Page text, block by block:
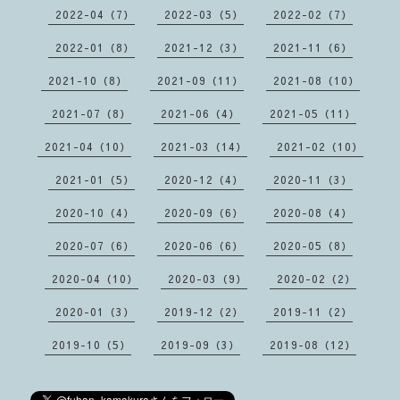
2022-04（7） 2022-03（5） 2022-02（7）
2022-01（8） 2021-12（3） 2021-11（6）
2021-10（8） 2021-09（11） 2021-08（10）
2021-07（8） 2021-06（4） 2021-05（11）
2021-04（10） 2021-03（14） 2021-02（10）
2021-01（5） 2020-12（4） 2020-11（3）
2020-10（4） 2020-09（6） 2020-08（4）
2020-07（6） 2020-06（6） 2020-05（8）
2020-04（10） 2020-03（9） 2020-02（2）
2020-01（3） 2019-12（2） 2019-11（2）
2019-10（5） 2019-09（3） 2019-08（12）